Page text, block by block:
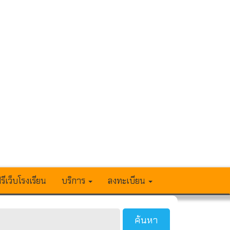
เว็บโรงเรียน บริการ ลงทะเบียน